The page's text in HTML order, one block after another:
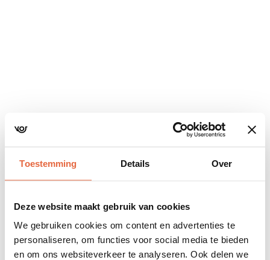
Toestemming Details Over
Deze website maakt gebruik van cookies
We gebruiken cookies om content en advertenties te
personaliseren, om functies voor social media te bieden
en om ons websiteverkeer te analyseren. Ook delen we